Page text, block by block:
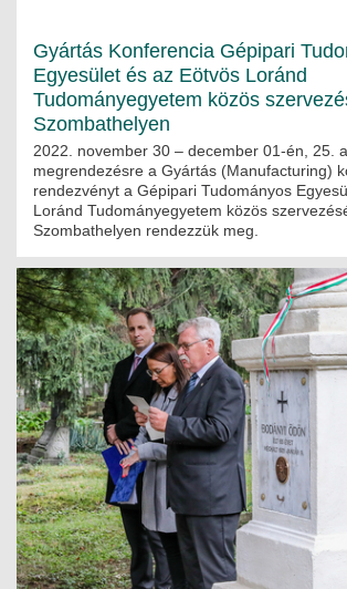
Gyártás Konferencia Gépipari
Egyesület és az Eötvös Loránd
Tudományegyetem közös
Szombathelyen
2022. november 30 – december 01-én, 25.
megrendezésre a Gyártás (Manufacturing)
rendezvényt a Gépipari Tudományos
Loránd Tudományegyetem közös
Szombathelyen rendezzük meg.